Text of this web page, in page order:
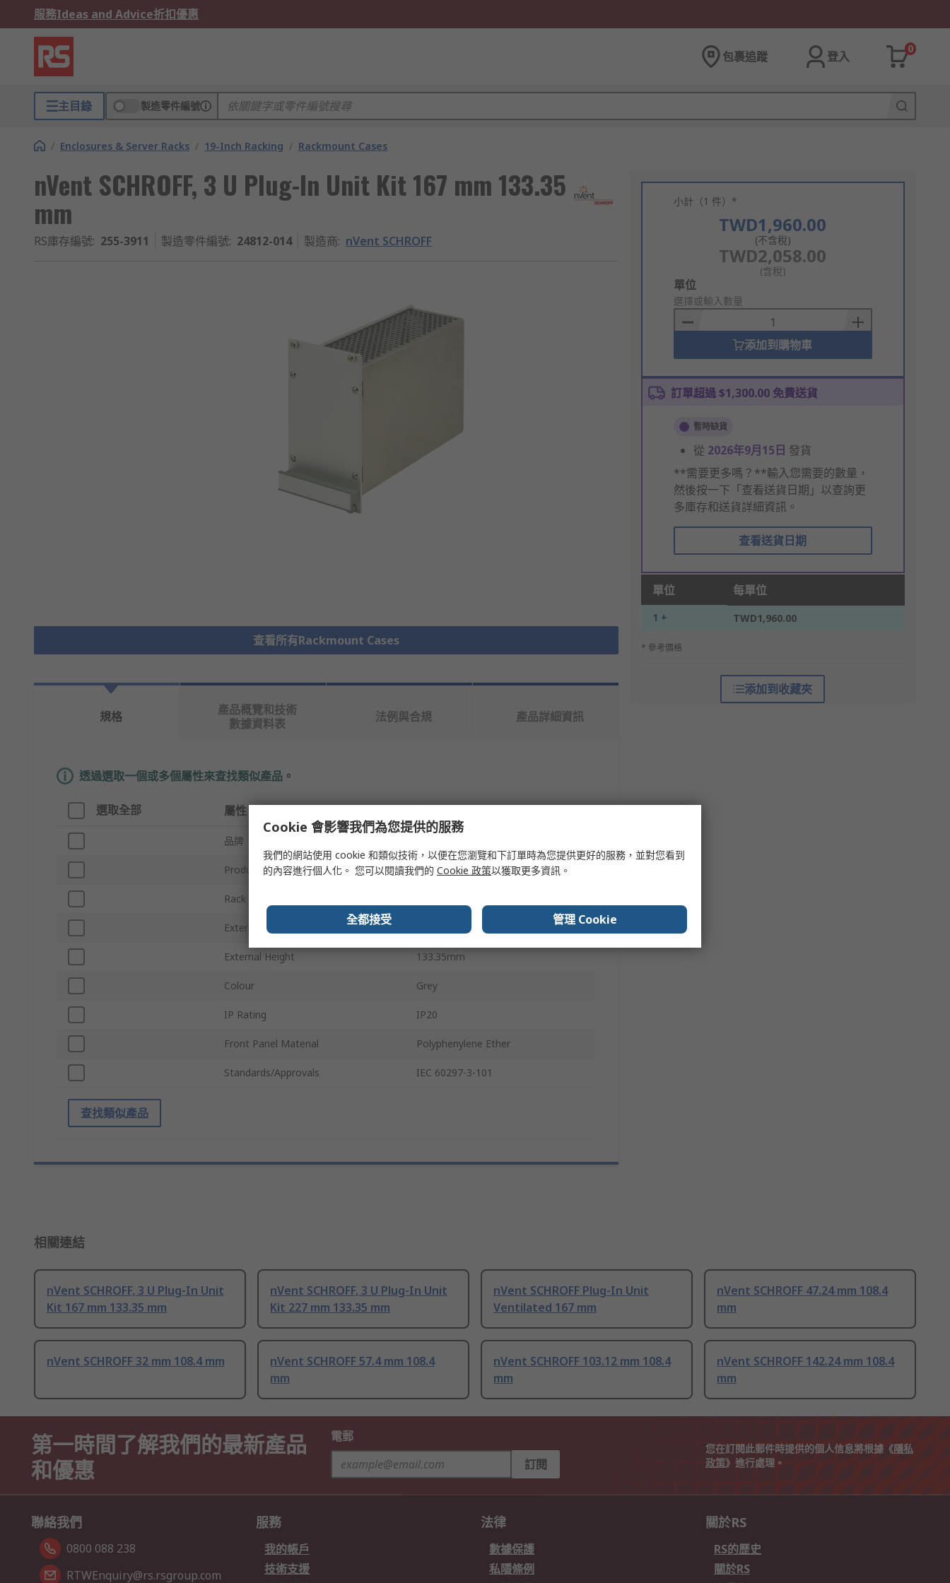
服務Ideas and Advice折扣優惠
包裹追蹤 登入
0
主目錄 製造零件編號
/ Enclosures & Server Racks / 19-Inch Racking / Rackmount Cases
nVent SCHROFF, 3 U Plug-In Unit Kit 167 mm 133.35
mm
RS庫存編號: 255-3911 製造零件編號: 24812-014 製造商: nVent SCHROFF
查看所有Rackmount Cases
小計（1 件）*
TWD1,960.00
(不含稅)
TWD2,058.00
(含稅)
Add
to
Basket
單位
選擇或輸入數量
添加到購物車
訂單超過 $1,300.00 免費送貨
暫時缺貨
從 2026年9月15日 發貨
**需要更多嗎？**輸入您需要的數量，
然後按一下「查看送貨日期」以查詢更
多庫存和送貨詳細資訊。
查看送貨日期
單位 每單位
1 + TWD1,960.00
* 參考價格
添加到收藏夾
規格
產品概覽和技術
數據資料表
法例與合規 產品詳細資訊
透過選取一個或多個屬性來查找類似產品。
選取全部 屬性
品牌
Product Type Plug-In Unit Kit
Rack Unit
External Depth
External Height 133.35mm
Colour Grey
IP Rating IP20
Front Panel Material Polyphenylene Ether
Standards/Approvals IEC 60297-3-101
查找類似產品
相關連結
nVent SCHROFF, 3 U Plug-In Unit
Kit 167 mm 133.35 mm
nVent SCHROFF, 3 U Plug-In Unit
Kit 227 mm 133.35 mm
nVent SCHROFF Plug-In Unit
Ventilated 167 mm
nVent SCHROFF 47.24 mm 108.4
mm
nVent SCHROFF 32 mm 108.4 mm
nVent SCHROFF 57.4 mm 108.4
mm
nVent SCHROFF 103.12 mm 108.4
mm
nVent SCHROFF 142.24 mm 108.4
mm
第一時間了解我們的最新產品
和優惠
電郵
訂閱
您在訂閱此郵件時提供的個人信息將根據《隱私
政策》進行處理。
聯絡我們
0800 088 238
RTWEnquiry@rs.rsgroup.com
服務
我的帳戶
技術支援
法律
數據保護
私隱條例
關於RS
RS的歷史
關於RS
Cookie 會影響我們為您提供的服務
我們的網站使用 cookie 和類似技術，以便在您瀏覽和下訂單時為您提供更好的服務，並對您看到
的內容進行個人化。 您可以閱讀我們的 Cookie 政策以獲取更多資訊。
全都接受 管理 Cookie